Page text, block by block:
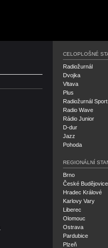
CELOPLOŠNÉ
Radiožurnál
Dvojka
Vltava
Plus
Radiožurnál Sport
Radio Wave
Rádio Junior
D-dur
Jazz
Pohoda
REGIONÁLNÍ
Brno
České Budějovice
Hradec Králové
Karlovy Vary
Liberec
Olomouc
Ostrava
Pardubice
Plzeň